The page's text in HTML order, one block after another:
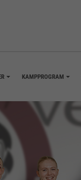
KAMPPROGRAM